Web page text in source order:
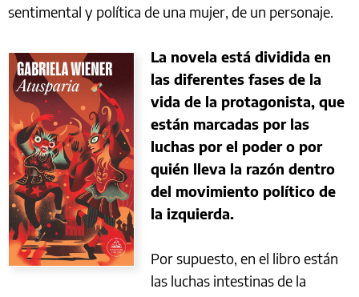
sentimental y política de una mujer, de un personaje.
La novela está dividida en
las diferentes fases de la
vida de la protagonista, que
están marcadas por las
luchas por el poder o por
quién lleva la razón dentro
del movimiento político de
la izquierda.
Por supuesto, en el libro están
las luchas intestinas de la